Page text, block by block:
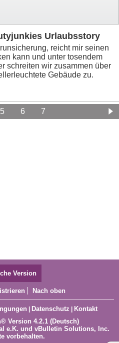
Urlaubsstory
reicht mir seinen
kann und unter tosendem
schreiten wir zusammen über
Gebäude zu.
5 6 7
Version
Nach oben
Datenschutz
Kontakt
Version 4.2.1 (Deutsch)
e.K. und vBulletin Solutions, Inc.
vorbehalten.